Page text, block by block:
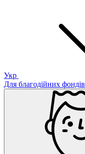
Укр
Для благодійних фондів